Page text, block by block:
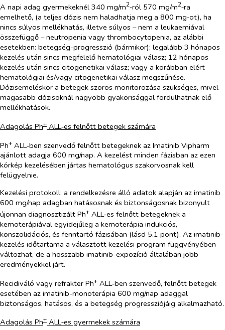
A napi adag gyermekeknél 340 mg/m2‑ról 570 mg/m2‑ra
emelhető, (a teljes dózis nem haladhatja meg a 800 mg‑ot), ha
nincs súlyos mellékhatás, illetve súlyos – nem a leukaemiával
összefüggő – neutropenia vagy thrombocytopenia, az alábbi
esetekben: betegség-progresszió (bármikor); legalább 3 hónapos
kezelés után sincs megfelelő hematológiai válasz; 12 hónapos
kezelés után sincs citogenetikai válasz; vagy a korábban elért
hematológiai és/vagy citogenetikai válasz megszűnése.
Dózisemeléskor a betegek szoros monitorozása szükséges, mivel
magasabb dózisoknál nagyobb gyakorisággal fordulhatnak elő
mellékhatások.
Adagolás Ph+ ALL‑es felnőtt betegek számára
Ph+ ALL‑ben szenvedő felnőtt betegeknek az Imatinib Vipharm
ajánlott adagja 600 mg/nap. A kezelést minden fázisban az ezen
kórkép kezelésében jártas hematológus szakorvosnak kell
felügyelnie.
Kezelési protokoll: a rendelkezésre álló adatok alapján az imatinib
600 mg/nap adagban hatásosnak és biztonságosnak bizonyult
újonnan diagnosztizált Ph+ ALL‑es felnőtt betegeknek a
kemoterápiával egyidejűleg a kemoterápia indukciós,
konszolidációs, és fenntartó fázisában (lásd 5.1 pont). Az imatinib-
kezelés időtartama a választott kezelési program függvényében
változhat, de a hosszabb imatinib-expozíció általában jobb
eredményekkel járt.
Recidiváló vagy refrakter Ph+ ALL‑ben szenvedő, felnőtt betegek
esetében az imatinib-monoterápia 600 mg/nap adaggal
biztonságos, hatásos, és a betegség progressziójáig alkalmazható.
Adagolás Ph+ ALL‑es gyermekek számára